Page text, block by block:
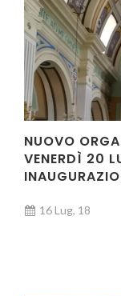
NUOVO
VENERDÌ 20
16 Lug, 18